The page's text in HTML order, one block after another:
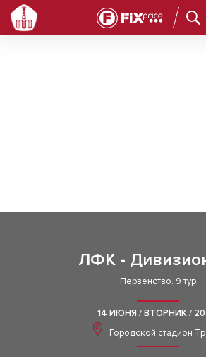
ЛФК -
Первенство. 9 тур
14 ИЮНЯ / ВТОРНИК /
Городской стадион